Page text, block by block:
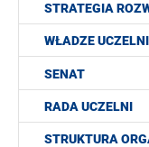
STRATEGIA
WŁADZE UCZELNI
SENAT
RADA UCZELNI
STRUKTURA